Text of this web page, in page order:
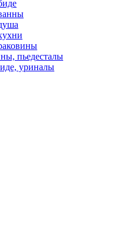
пьедесталы
уриналы